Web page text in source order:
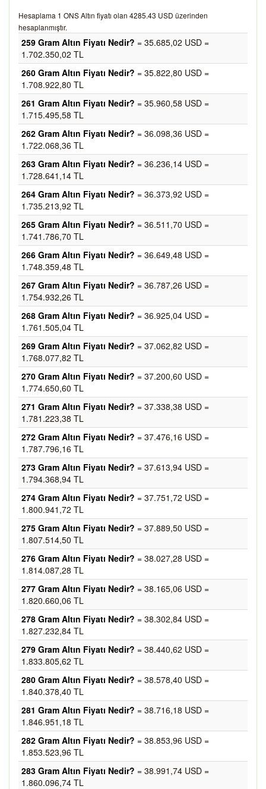
Hesaplama 1 ONS Altın fiyatı olan 4285.43 USD üzerinden
hesaplanmıştır.
259 Gram Altın Fiyatı Nedir? = 35.685,02 USD =
1.702.350,02 TL
260 Gram Altın Fiyatı Nedir? = 35.822,80 USD =
1.708.922,80 TL
261 Gram Altın Fiyatı Nedir? = 35.960,58 USD =
1.715.495,58 TL
262 Gram Altın Fiyatı Nedir? = 36.098,36 USD =
1.722.068,36 TL
263 Gram Altın Fiyatı Nedir? = 36.236,14 USD =
1.728.641,14 TL
264 Gram Altın Fiyatı Nedir? = 36.373,92 USD =
1.735.213,92 TL
265 Gram Altın Fiyatı Nedir? = 36.511,70 USD =
1.741.786,70 TL
266 Gram Altın Fiyatı Nedir? = 36.649,48 USD =
1.748.359,48 TL
267 Gram Altın Fiyatı Nedir? = 36.787,26 USD =
1.754.932,26 TL
268 Gram Altın Fiyatı Nedir? = 36.925,04 USD =
1.761.505,04 TL
269 Gram Altın Fiyatı Nedir? = 37.062,82 USD =
1.768.077,82 TL
270 Gram Altın Fiyatı Nedir? = 37.200,60 USD =
1.774.650,60 TL
271 Gram Altın Fiyatı Nedir? = 37.338,38 USD =
1.781.223,38 TL
272 Gram Altın Fiyatı Nedir? = 37.476,16 USD =
1.787.796,16 TL
273 Gram Altın Fiyatı Nedir? = 37.613,94 USD =
1.794.368,94 TL
274 Gram Altın Fiyatı Nedir? = 37.751,72 USD =
1.800.941,72 TL
275 Gram Altın Fiyatı Nedir? = 37.889,50 USD =
1.807.514,50 TL
276 Gram Altın Fiyatı Nedir? = 38.027,28 USD =
1.814.087,28 TL
277 Gram Altın Fiyatı Nedir? = 38.165,06 USD =
1.820.660,06 TL
278 Gram Altın Fiyatı Nedir? = 38.302,84 USD =
1.827.232,84 TL
279 Gram Altın Fiyatı Nedir? = 38.440,62 USD =
1.833.805,62 TL
280 Gram Altın Fiyatı Nedir? = 38.578,40 USD =
1.840.378,40 TL
281 Gram Altın Fiyatı Nedir? = 38.716,18 USD =
1.846.951,18 TL
282 Gram Altın Fiyatı Nedir? = 38.853,96 USD =
1.853.523,96 TL
283 Gram Altın Fiyatı Nedir? = 38.991,74 USD =
1.860.096,74 TL